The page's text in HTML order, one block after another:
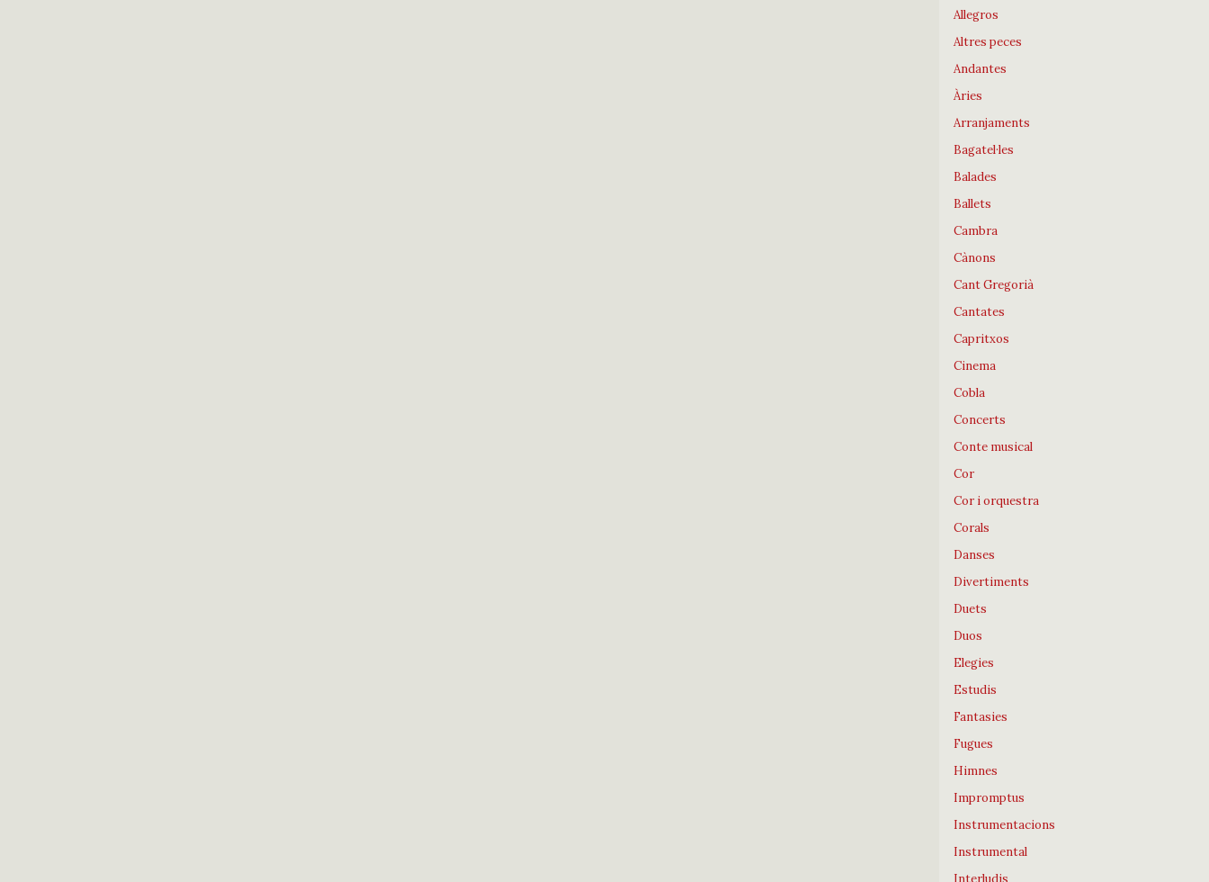
Allegros
Altres peces
Andantes
Àries
Arranjaments
Bagatel·les
Balades
Ballets
Cambra
Cànons
Cant Gregorià
Cantates
Capritxos
Cinema
Cobla
Concerts
Conte musical
Cor
Cor i orquestra
Corals
Danses
Divertiments
Duets
Duos
Elegies
Estudis
Fantasies
Fugues
Himnes
Impromptus
Instrumentacions
Instrumental
Interludis